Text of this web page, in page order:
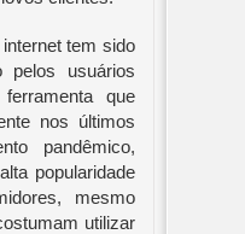
tem sido
pelos usuários
que
nos últimos
pandêmico,
popularidade
mesmo
utilizar